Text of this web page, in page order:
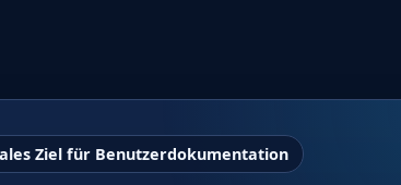
Ziel für Benutzerdokumentation